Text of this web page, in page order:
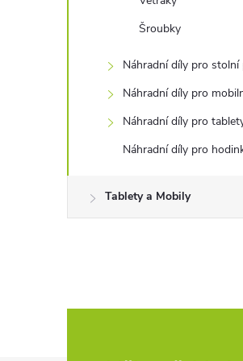
Šroubky
Náhradní díly pro stolní
Náhradní díly pro
Náhradní díly pro
Náhradní díly pro
Tablety a Mobily